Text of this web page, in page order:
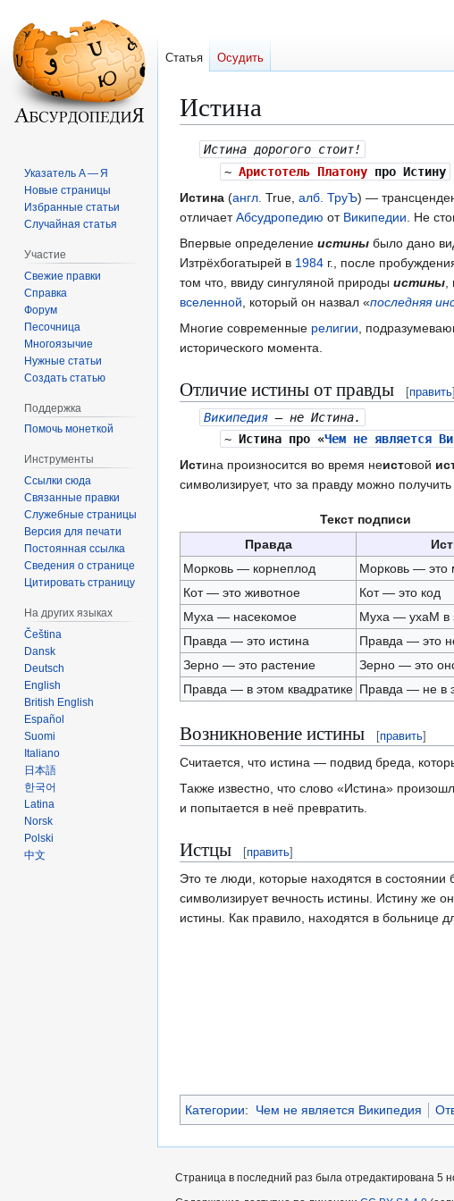
Истина
Перейти
Перейти
Истина дорогого стоит!
~ Аристотель Платонупро Истину
Истина (англ. True, алб. ТруЪ) —
отличаетАбсудропедию от Википедии. Не
Впервые определение истины было дано
Изтрёхбогатырей в 1984 г., после
том что, ввиду сингуляной природы истины,
вселенной, который он назвал «последняя
Многие современные религии,
исторического момента.
Отличие истины от правды [править]
Википедия — не Истина.
~ Истинапро «Чем не является
Истина произносится во время неистовой
символизирует, что за правду можно
Текст подписи
Правда
Морковь — корнеплод
Морковь — это
Кот — это животное
Кот — это код
Муха — насекомое
Муха — ухаМ в
Правда — это истина
Правда — это
Зерно — это растение
Зерно — это
Правда — в этом квадратике Правда — не в
Возникновение истины [править]
Считается, что истина — подвид бреда,
Также известно, что слово «Истина»
и попытается в неё превратить.
Истцы [править]
Это те люди, которые находятся в
символизирует вечность истины. Истину же
истины. Как правило, находятся в больнице
Категории: Чем не является Википедия
Статья Осудить
Указатель А — Я
Новые страницы
Избранные статьи
Случайная статья
Участие
Свежие правки
Справка
Форум
Песочница
Многоязычие
Нужные статьи
Создать статью
Поддержка
Помочь монеткой
Инструменты
Ссылки сюда
Связанные правки
Служебные страницы
Версия для печати
Постоянная ссылка
Сведения о странице
Цитировать страницу
На других языках
Čeština
Dansk
Deutsch
English
British English
Español
Suomi
Italiano
日本語
한국어
Latina
Norsk
Polski
中文
Страница в последний раз была отредактирована 5